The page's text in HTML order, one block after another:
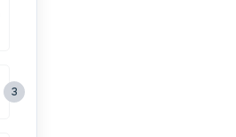
3